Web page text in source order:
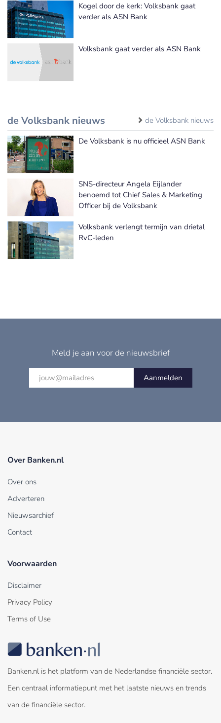
Kogel door de kerk: Volksbank gaat
verder als ASN Bank
Volksbank gaat verder als ASN Bank
de Volksbank nieuws de Volksbank nieuws
De Volksbank is nu officieel ASN Bank
SNS-directeur Angela Eijlander
benoemd tot Chief Sales & Marketing
Officer bij de Volksbank
Volksbank verlengt termijn van drietal
RvC-leden
Meld je aan voor de nieuwsbrief
Aanmelden
Over Banken.nl
Over ons
Adverteren
Nieuwsarchief
Contact
Voorwaarden
Disclaimer
Privacy Policy
Terms of Use
Banken.nl is het platform van de Nederlandse financiële sector.
Een centraal informatiepunt met het laatste nieuws en trends
van de financiële sector.